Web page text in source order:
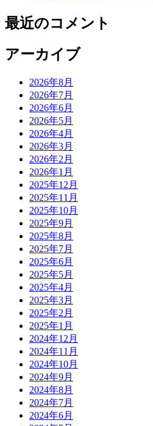
最近のコメント
アーカイブ
2026年8月
2026年7月
2026年6月
2026年5月
2026年4月
2026年3月
2026年2月
2026年1月
2025年12月
2025年11月
2025年10月
2025年9月
2025年8月
2025年7月
2025年6月
2025年5月
2025年4月
2025年3月
2025年2月
2025年1月
2024年12月
2024年11月
2024年10月
2024年9月
2024年8月
2024年7月
2024年6月